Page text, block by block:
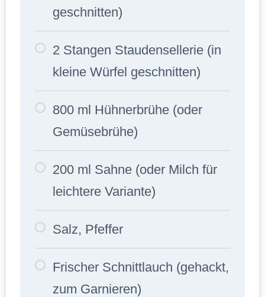
geschnitten)
2 Stangen Staudensellerie (in
kleine Würfel geschnitten)
800 ml Hühnerbrühe (oder
Gemüsebrühe)
200 ml Sahne (oder Milch für
leichtere Variante)
Salz, Pfeffer
Frischer Schnittlauch (gehackt,
zum Garnieren)